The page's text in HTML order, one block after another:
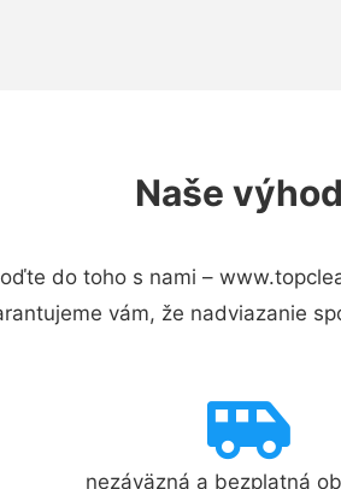
Naše
do toho s nami –
vám, že nadviazanie
nezáväzná a bezplatná